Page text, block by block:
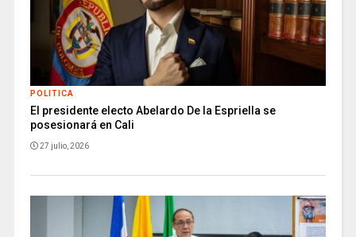
POLITICA
El presidente electo Abelardo De la Espriella se
posesionará en Cali
27 julio, 2026